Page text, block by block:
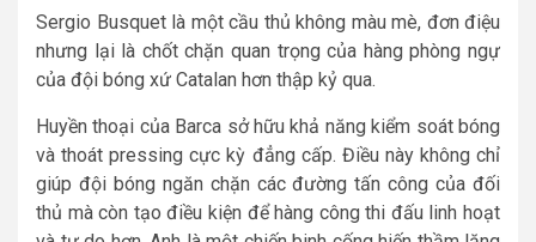
Sergio Busquet là một cầu thủ không màu mè, đơn điệu
nhưng lại là chốt chặn quan trọng của hàng phòng ngự
của đội bóng xứ Catalan hơn thập kỷ qua.
Huyền thoại của Barca sở hữu khả năng kiểm soát bóng
và thoát pressing cực kỳ đẳng cấp. Điều này không chỉ
giúp đội bóng ngăn chặn các đường tấn công của đối
thủ mà còn tạo điều kiện để hàng công thi đấu linh hoạt